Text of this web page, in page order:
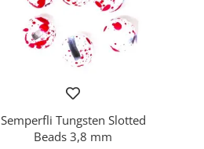
Semperfli Tungsten Slotted
Beads 3,8 mm